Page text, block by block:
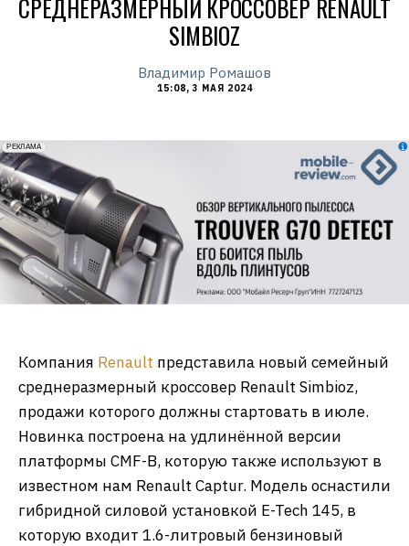
СРЕДНЕРАЗМЕРНЫЙ КРОССОВЕР RENAULT
SIMBIOZ
Владимир Ромашов
15:08, 3 МАЯ 2024
erid: 2VfnxxmNzs5
РЕКЛАМА
Компания Renault представила новый семейный
среднеразмерный кроссовер Renault Simbioz,
продажи которого должны стартовать в июле.
Новинка построена на удлинённой версии
платформы CMF-B, которую также используют в
известном нам Renault Captur. Модель оснастили
гибридной силовой установкой E-Tech 145, в
которую входит 1.6-литровый бензиновый